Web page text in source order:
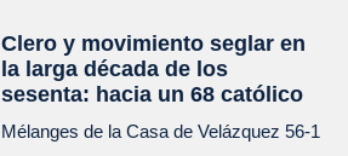
Clero y movimiento seglar en
la larga década de los
sesenta: hacia un 68 católico
Mélanges de la Casa de Velázquez 56-1